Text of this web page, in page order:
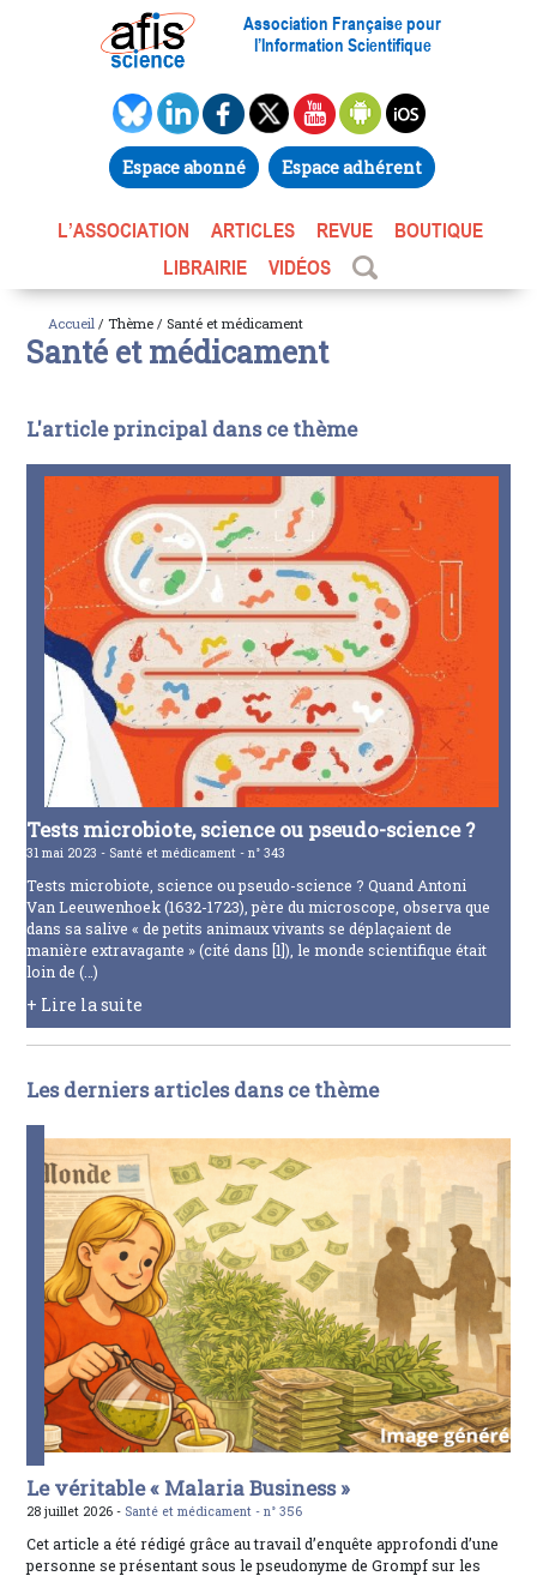
Association Française pour
l’Information Scientifique
Espace abonné Espace adhérent
L’ASSOCIATION ARTICLES REVUE
BOUTIQUE
LIBRAIRIE
VIDÉOS
Accueil / Thème / Santé et médicament
Santé et médicament
L'article principal dans ce thème
Tests microbiote, science ou pseudo-science ?
31 mai 2023 - Santé et médicament -n° 343
Tests microbiote, science ou pseudo-science ? Quand Antoni
Van Leeuwenhoek (1632-1723), père du microscope, observa que
dans sa salive « de petits animaux vivants se déplaçaient de
manière extravagante » (cité dans [1]), le monde scientifique était
loin de (…)
+ Lire la suite
Les derniers articles dans ce thème
Le véritable « Malaria Business »
28 juillet 2026 - Santé et médicament -n° 356
Cet article a été rédigé grâce au travail d’enquête approfondi d’une
personne se présentant sous le pseudonyme de Grompf sur les